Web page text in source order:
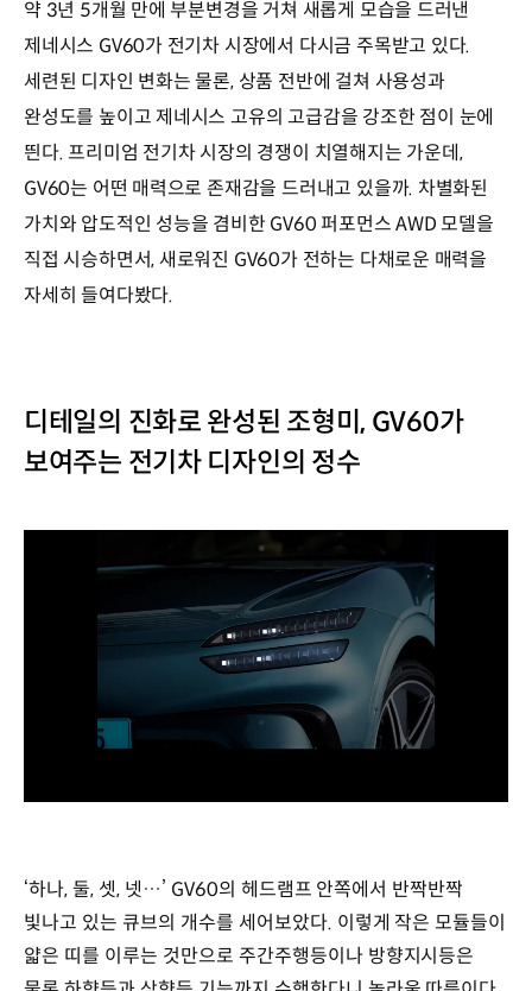
약 3년 5개월 만에 부분변경을 거쳐 새롭게 모습을 드러낸
제네시스 GV60가 전기차 시장에서 다시금 주목받고 있다.
세련된 디자인 변화는 물론, 상품 전반에 걸쳐 사용성과
완성도를 높이고 제네시스 고유의 고급감을 강조한 점이 눈에
띈다. 프리미엄 전기차 시장의 경쟁이 치열해지는 가운데,
GV60는 어떤 매력으로 존재감을 드러내고 있을까. 차별화된
가치와 압도적인 성능을 겸비한 GV60 퍼포먼스 AWD 모델을
직접 시승하면서, 새로워진 GV60가 전하는 다채로운 매력을
자세히 들여다봤다.
디테일의 진화로 완성된 조형미, GV60가
보여주는 전기차 디자인의 정수
‘하나, 둘, 셋, 넷…’ GV60의 헤드램프 안쪽에서 반짝반짝
빛나고 있는 큐브의 개수를 세어보았다. 이렇게 작은 모듈들이
얇은 띠를 이루는 것만으로 주간주행등이나 방향지시등은